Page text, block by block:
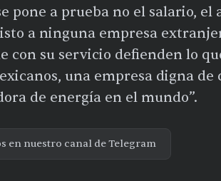
pone a prueba no el salario, el
a ninguna empresa
con su servicio defienden lo
una empresa digna
de energía en el mundo”.
en nuestro canal de Telegram